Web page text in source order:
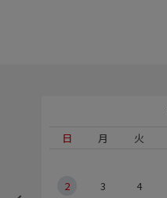
日
月 火
2
3 4